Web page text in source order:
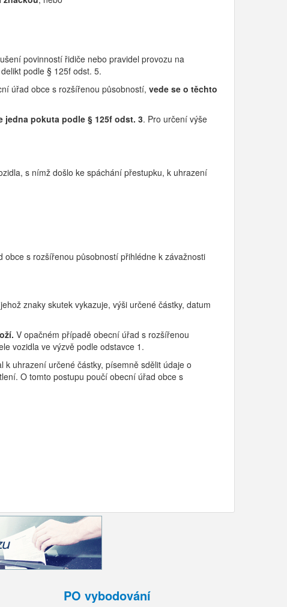
povinností řidiče nebo pravidel provozu na
podle § 125f odst. 5.
úřad obce s rozšířenou působností, vede se o těchto
jedna pokuta podle § 125f odst. 3. Pro určení výše
s nímž došlo ke spáchání přestupku, k uhrazení
s rozšířenou působností přihlédne k závažnosti
znaky skutek vykazuje, výši určené částky, datum
V opačném případě obecní úřad s rozšířenou
vozidla ve výzvě podle odstavce 1.
uhrazení určené částky, písemně sdělit údaje o
O tomto postupu poučí obecní úřad obce s
PO vybodování